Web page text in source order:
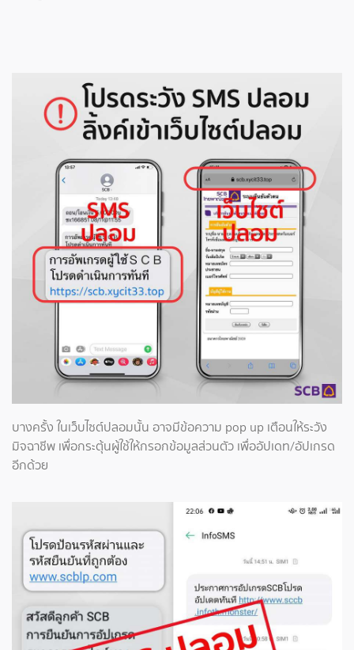
บางครั้ง ในเว็บไซต์ปลอมนั้น อาจมีข้อความ pop up เตือนให้ระวัง
มิจฉาชีพ เพื่อกระตุ้นผู้ใช้ให้กรอกข้อมูลส่วนตัว เพื่ออัปเดท/อัปเกรด
อีกด้วย